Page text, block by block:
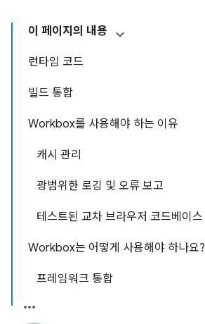
이 페이지의 내용
런타임 코드
빌드 통합
Workbox를 사용해야 하는 이유
캐시 관리
광범위한 로깅 및 오류 보고
테스트된 교차 브라우저 코드베이스
Workbox는 어떻게 사용해야 하나요?
프레임워크 통합